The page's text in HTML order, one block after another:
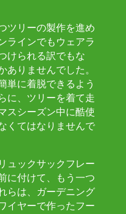
ツリーの製作を進め
ラインでもウェアラ
けられる訳でもな
ありませんでした。
単に着脱できるよう
に、ツリーを着て走
スシーズン中に酷使
くてはなりませんで
ュックサックフレー
に付けて、もう一つ
らは、ガーデニング
イヤーで作ったフー